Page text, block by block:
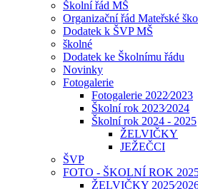
Školní řád MŠ
Organizační řád Mateřské
Dodatek k ŠVP MŠ
školné
Dodatek ke Školnímu řádu
Novinky
Fotogalerie
Fotogalerie 2022⁄2023
Školní rok 2023⁄2024
Školní rok 2024 - 2025
ŽELVIČKY
JEŽEČCI
ŠVP
FOTO - ŠKOLNÍ ROK
ŽELVIČKY